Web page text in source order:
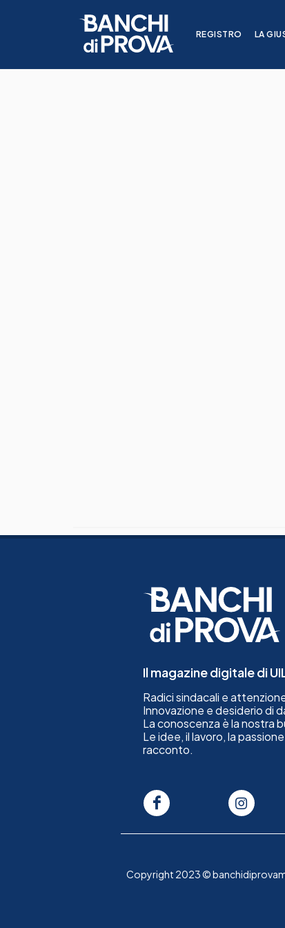
REGISTRO LA
Il magazine digitale di
Radici sindacali e
Innovazione e desiderio di
La conoscenza è la nostra
Le idee, il lavoro, la
racconto.
Copyright 2023 ©